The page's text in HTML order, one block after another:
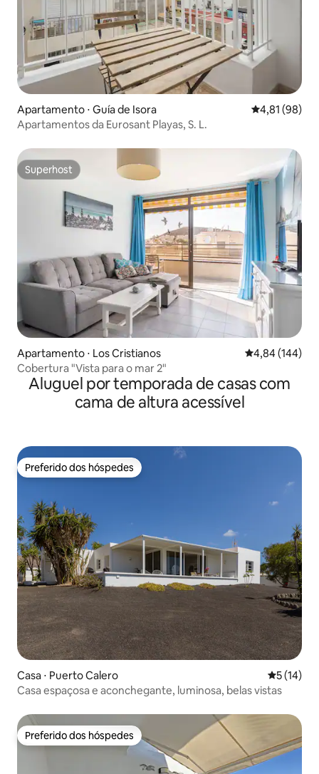
Apartamento ⋅ Guía de Isora 4,81 de uma
4,81 (98)
Apartamentos da Eurosant Playas, S. L.
Superhost
Superhost
Apartamento ⋅ Los Cristianos 4,84 de uma
4,84 (144)
Cobertura "Vista para o mar 2"
Aluguel por temporada de casas com
cama de altura acessível
Preferido dos hóspedes
Preferido dos hóspedes
Casa ⋅ Puerto Calero 5 de uma
5 (14)
Casa espaçosa e aconchegante, luminosa, belas vistas
Preferido dos hóspedes
Preferido dos hóspedes